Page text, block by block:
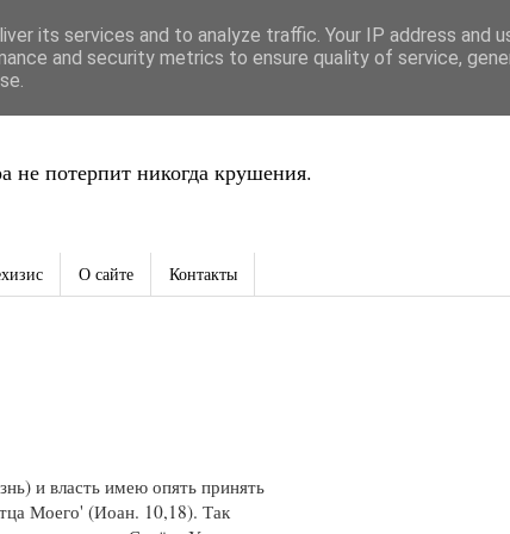
потерпит никогда крушения.
О сайте Контакты
и власть имею опять принять
Моего' (Иоан. 10,18). Так
its services and to analyze traffic. Your IP address and
and security metrics to ensure quality of service,